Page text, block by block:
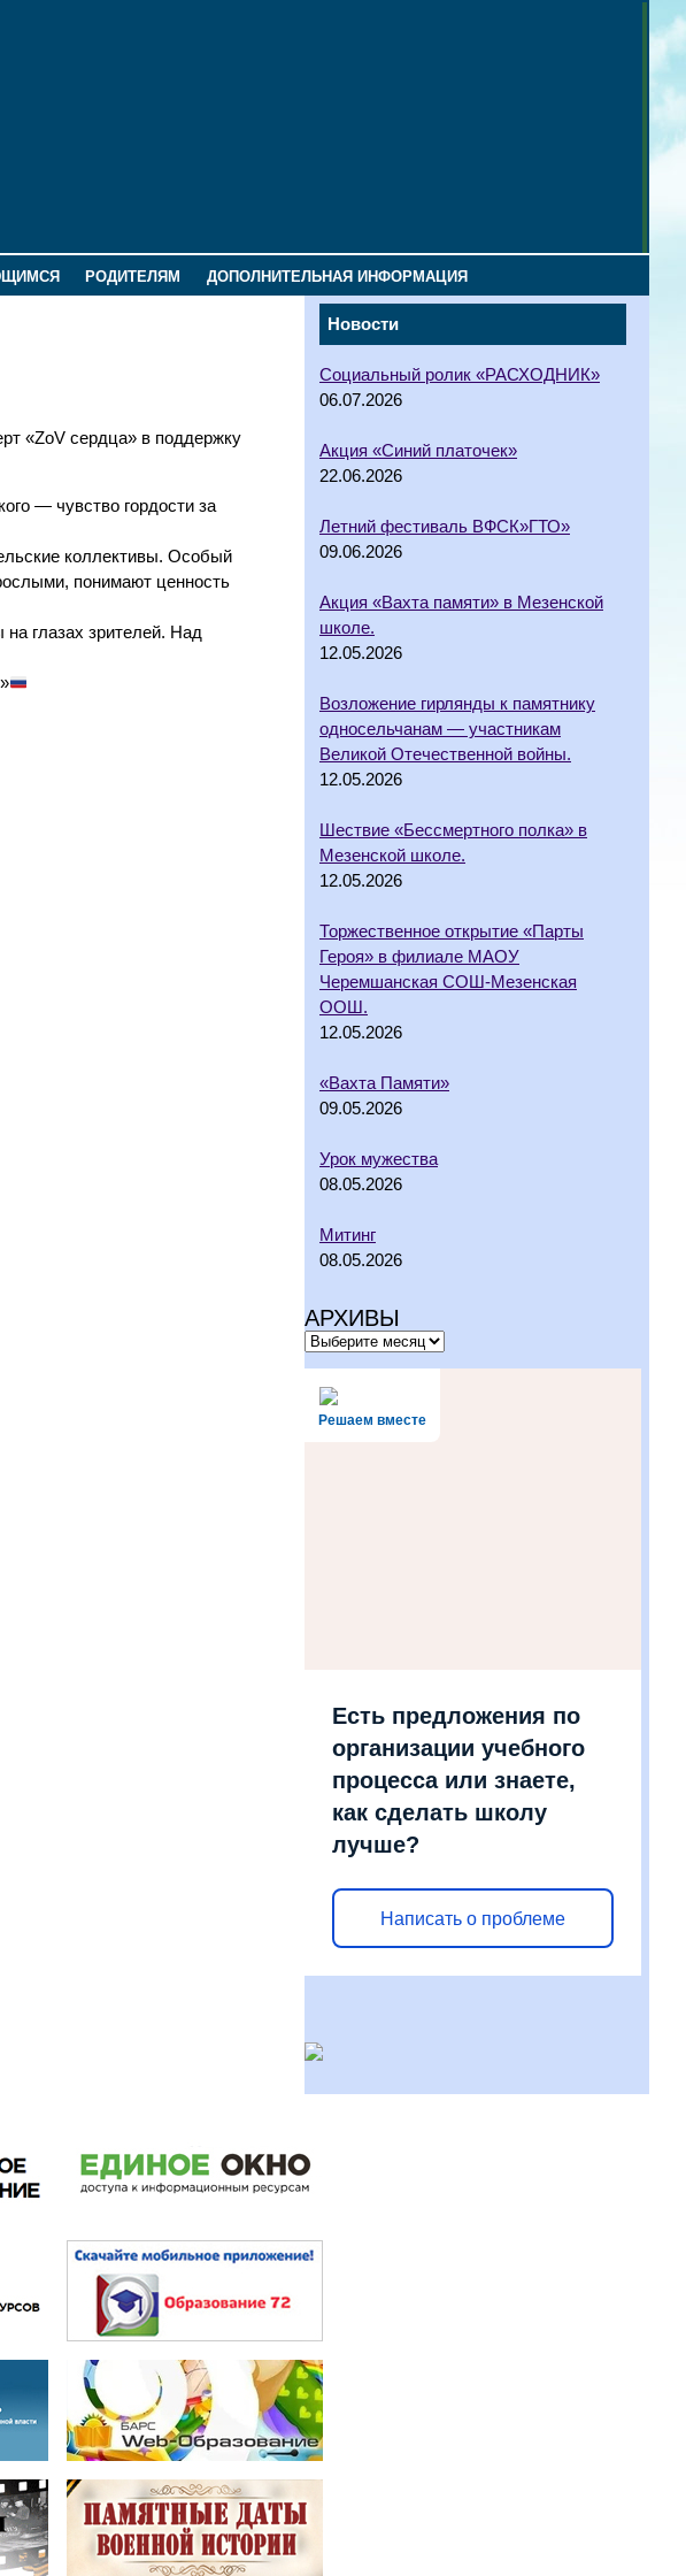
РОДИТЕЛЯМ ДОПОЛНИТЕЛЬНАЯ ИНФОРМАЦИЯ
Новости
Социальный ролик «РАСХОДНИК»
06.07.2026
Акция «Синий платочек»
22.06.2026
Летний фестиваль ВФСК»ГТО»
09.06.2026
Акция «Вахта памяти» в Мезенской
школе.
12.05.2026
Возложение гирлянды к памятнику
односельчанам — участникам
Великой Отечественной войны.
12.05.2026
Шествие «Бессмертного полка» в
Мезенской школе.
12.05.2026
Торжественное открытие «Парты
Героя» в филиале МАОУ
Черемшанская СОШ-Мезенская
ООШ.
12.05.2026
«Вахта Памяти»
09.05.2026
Урок мужества
08.05.2026
Митинг
08.05.2026
АРХИВЫ
Решаем вместе
Есть предложения по
организации учебного
процесса или знаете,
как сделать школу
лучше?
Написать о проблеме
«ZoV сердца» в поддержку
— чувство гордости за
коллективы. Особый
понимают ценность
глазах зрителей. Над